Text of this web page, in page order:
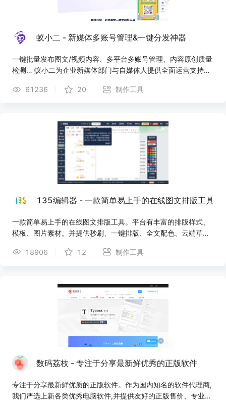
蚁小二 - 新媒体多账号管理&一键分发神器
一键批量发布图文/视频内容、多平台多账号管理、内容原创质量
检测… 蚁小二为企业新媒体部门与自媒体人提供全面运营支持！
账号管理,文章短视频一键同步分发,团队管理,各平台数据分析,一
61236 20 制作工具
135编辑器 - 一款简单易上手的在线图文排版工具
一款简单易上手的在线图文排版工具。平台有丰富的排版样式、
模板、图片素材。并提供秒刷、一键排版、全文配色、云端草
18906
12 制作工具
数码荔枝 - 专注于分享最新鲜优秀的正版软件
专注于分享最新鲜优质的正版软件。作为国内知名的软件代理商,
我们严选上新各类优秀电脑软件,并提供友好的正版售价、专业的